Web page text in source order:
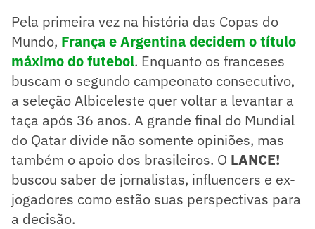
Pela primeira vez na história das Copas do
Mundo, França e Argentina decidem o título
máximo do futebol. Enquanto os franceses
buscam o segundo campeonato consecutivo,
a seleção Albiceleste quer voltar a levantar a
taça após 36 anos. A grande final do Mundial
do Qatar divide não somente opiniões, mas
também o apoio dos brasileiros. O LANCE!
buscou saber de jornalistas, influencers e ex-
jogadores como estão suas perspectivas para
a decisão.